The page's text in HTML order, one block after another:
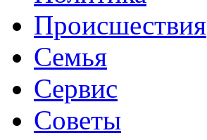
Происшествия
Семья
Сервис
Советы